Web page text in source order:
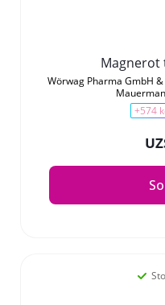
Magnerot
Wörwag Pharma GmbH
+574